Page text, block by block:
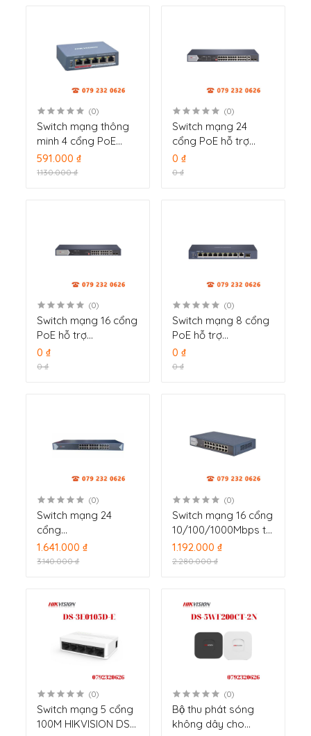
(0)
Switch mạng thông
minh 4 cổng PoE
Hikvision DS-
3E1105P-EI/M
591.000 ₫
1.130.000 ₫
(0)
Switch mạng 24
cổng PoE hỗ trợ
HiPOE Hikvision DS-
3E0528HP-E
0 ₫
0 ₫
(0)
Switch mạng 16 cổng
PoE hỗ trợ
HiPOE Hikvision DS-
3E0520HP-E
0 ₫
0 ₫
(0)
Switch mạng 8 cổng
PoE hỗ trợ
HiPOE Hikvision DS-
3E0510HP-E
0 ₫
0 ₫
(0)
Switch mạng 24
cổng
10/100/1000Mbps tự
tương thích , 02 Cổng
DS-3E0524-E(B)
1.641.000 ₫
3.140.000 ₫
(0)
Switch mạng 16 cổng
10/100/1000Mbps tự
tương thích, 02 Cổng
uplink 10/100/1000M,
E(B)
1.192.000 ₫
2.280.000 ₫
(0)
Switch mạng 5 cổng
100M HIKVISION DS-
(0)
Bộ thu phát sóng
không dây cho